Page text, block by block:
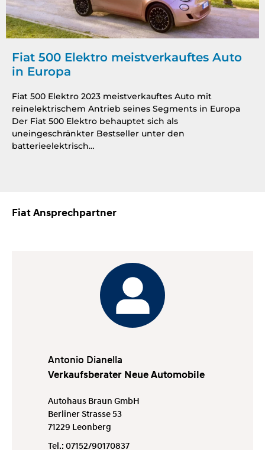
Fiat 500 Elektro meistverkauftes Auto
in Europa
Fiat 500 Elektro 2023 meistverkauftes Auto mit
reinelektrischem Antrieb seines Segments in Europa
Der Fiat 500 Elektro behauptet sich als
uneingeschränkter Bestseller unter den
batterieelektrisch…
Fiat Ansprechpartner
Antonio Dianella
Verkaufsberater Neue Automobile
Autohaus Braun GmbH
Berliner Strasse 53
71229 Leonberg
Tel.: 07152/90170837